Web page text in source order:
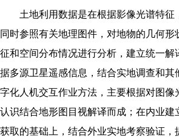
土地利用数据是在根据影像光谱特征
同时参照有关地理图件，对地物的几何
征和空间分布情况进行分析，建立统一解
据多源卫星遥感信息，结合实地调查和其
字化人机交互作业方法，主要根据对图像
认识结合地形图目视解译而成；在内业建
获取的基础上，结合外业实地考察验证，